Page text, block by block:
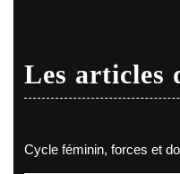
Les articles
Cycle féminin, forces et